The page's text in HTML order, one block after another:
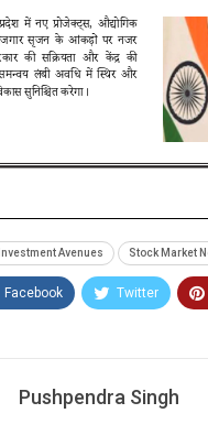
Investment Avenues Stock Market
Facebook Twitter
Pushpendra Singh